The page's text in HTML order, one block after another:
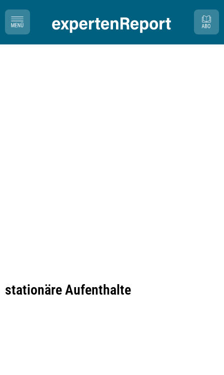
stationäre Aufenthalte